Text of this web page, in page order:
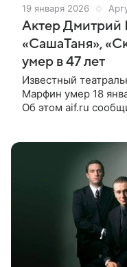
19 января 2026
Актер Дмитрий
«СашаТаня»,
умер в 47 лет
Известный
Марфин умер 18
Об этом aif.ru